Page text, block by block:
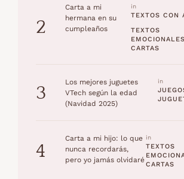
2
Carta a mi
hermana en su
cumpleaños
in
TEXTOS CON
TEXTOS
CARTAS
3
Los mejores juguetes
VTech según la edad
(Navidad 2025)
in
4
Carta a mi hijo: lo que
nunca recordarás,
pero yo jamás olvidaré
in
TEXTOS
CARTAS